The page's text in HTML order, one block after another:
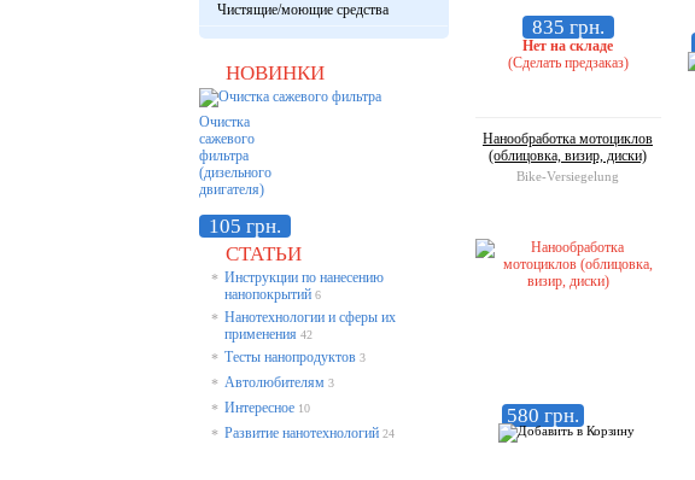
Чистящие/моющие средства
НОВИНКИ
Очистка
сажевого
фильтра
(дизельного
двигателя)
105 грн.
СТАТЬИ
* Инструкции по нанесению
нанопокрытий 6
* Нанотехнологии и сферы их
применения 42
* Тесты нанопродуктов 3
* Автолюбителям 3
* Интересное 10
* Развитие нанотехнологий 24
835 грн.
Нет на складе
(Сделать предзаказ)
Нанообработка мотоциклов
(облицовка, визир, диски)
Bike-Versiegelung
580 грн.